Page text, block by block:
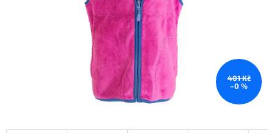
401 Kč
–0 %